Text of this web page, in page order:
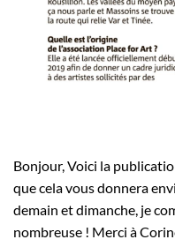
Bonjour, Voici la
que cela vous donnera
demain et dimanche, je
nombreuse ! Merci à